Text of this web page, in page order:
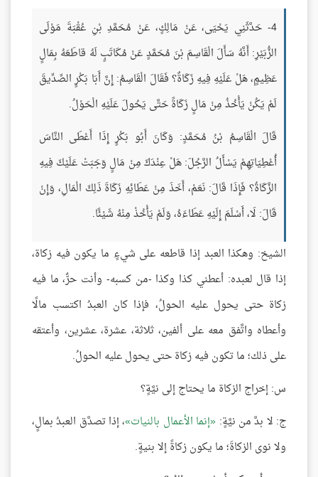
4- حَدَّثَنِي يَحْيَى، عَنْ مَالِكٍ، عَنْ مُحَمَّدِ بْنِ عُقْبَةَ مَوْلَى
الزُّبَيْرِ: أَنَّهُ سَأَلَ الْقَاسِمَ بْنَ مُحَمَّدٍ عَنْ مُكَاتَبٍ لَهُ قاطَعَهُ بِمَالٍ
عَظِيمٍ، هَلْ عَلَيْهِ فِيهِ زَكَاةٌ؟ فَقَالَ الْقَاسِمُ: إِنَّ أَبَا بَكْرٍ الصِّدِّيقَ
لَمْ يَكُنْ يَأْخُذُ مِنْ مَالٍ زَكَاةً حَتَّى يَحُولَ عَلَيْهِ الْحَوْلُ.
قَالَ الْقَاسِمُ بْنُ مُحَمَّدٍ: وَكَانَ أَبُو بَكْرٍ إِذَا أَعْطَى النَّاسَ
أُعْطِيَاتِهِمْ يَسْأَلُ الرَّجُلَ: هَلْ عِنْدَكَ مِنْ مَالٍ وَجَبَتْ عَلَيْكَ فِيهِ
الزَّكَاةُ؟ فَإِذَا قَالَ: نَعَمْ، أَخَذَ مِنْ عَطَائِهِ زَكَاةَ ذَلِكَ الْمَالِ، وَإِنْ
قَالَ: لَا، أَسْلَمَ إِلَيْهِ عَطَاءَهُ، وَلَمْ يَأْخُذْ مِنْهُ شَيْئًا.
الشيخ: وهكذا العبد إذا قاطعه على شيءٍ ما يكون فيه زكاة،
إذا قال لعبده: أعطني كذا وكذا -من كسبه- وأنت حرٌّ، ما فيه
زكاة حتى يحول عليه الحولُ، فإذا كان العبدُ اكتسب مالًا
وأعطاه واتَّفق معه على ألفين، ثلاثة، عشرة، عشرين، وأعتقه
على ذلك؛ ما تكون فيه زكاة حتى يحول عليه الحولُ.
س: إخراج الزكاة ما يحتاج إلى نيَّةٍ؟
ج: لا بدَّ من نيَّةٍ: إنما الأعمال بالنيات ، إذا تصدَّق العبدُ بمالٍ،
ولا نوى الزكاةَ؛ ما يكون زكاةً إلا بنيةٍ.